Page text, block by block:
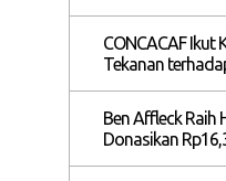
CONCACAF Ikut
Tekanan
Ben Affleck Raih
Donasikan